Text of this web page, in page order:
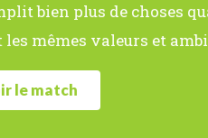
bien plus de choses
mêmes valeurs et
le match